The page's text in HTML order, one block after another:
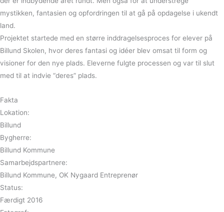
mystikken, fantasien og opfordringen til at gå på opdagelse i ukendt
land.
Projektet startede med en større inddragelsesproces for elever på
Billund Skolen, hvor deres fantasi og idéer blev omsat til form og
visioner for den nye plads. Eleverne fulgte processen og var til slut
med til at indvie “deres” plads.
Fakta
Lokation:
Billund
Bygherre:
Billund Kommune
Samarbejdspartnere:
Billund Kommune, OK Nygaard Entreprenør
Status:
Færdigt 2016